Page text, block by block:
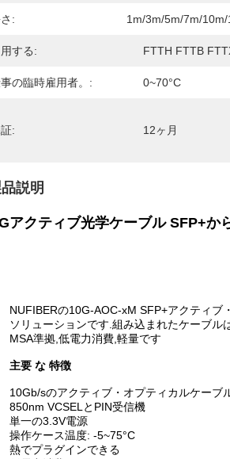
: 1m/3m/5m/7m/
する: FTTH FTTB
の臨時雇用者。: 0~70°C
: 12ヶ月
説明
アクティブ光学ケーブル SFP+か
NUFIBERの10G-AOC-xM SFP+アクティ
ソリューションです.組み込まれたケーブ
MSA準拠,低電力消費,軽量です
主要 な 特徴
10Gb/sのアクティブ・オプティカルケーブ
850nm VCSELとPIN受信機
単一の3.3V電源
操作ケース温度: -5~75°C
熱でプラグインできる